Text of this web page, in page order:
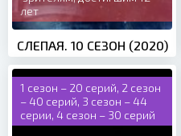
лет
СЛЕПАЯ. 10 СЕЗОН (2020)
1 сезон – 20 серий, 2 сезон
– 40 серий, 3 сезон – 44
серии, 4 сезон – 30 серий